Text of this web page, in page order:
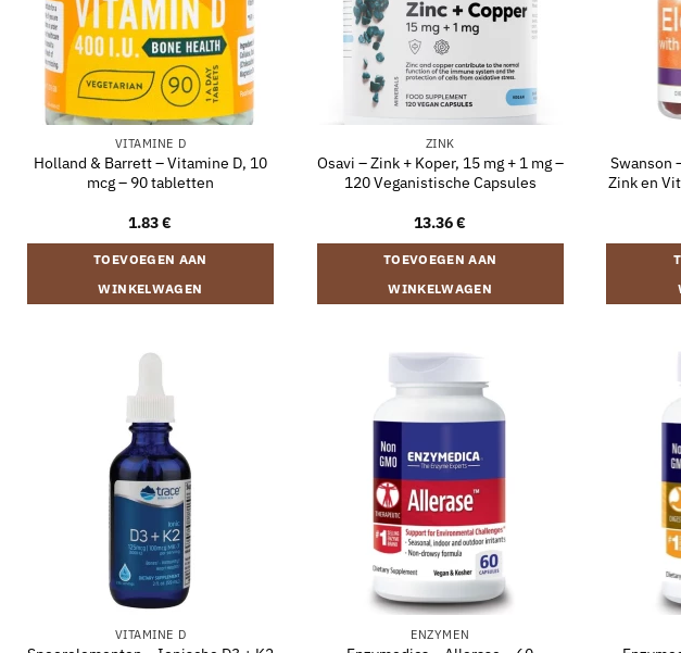
VITAMINE D
Holland & Barrett – Vitamine D, 10
mcg – 90 tabletten
1.83€
TOEVOEGEN AAN
WINKELWAGEN
ZINK
Osavi – Zink + Koper, 15 mg + 1 mg –
120 Veganistische Capsules
13.36€
TOEVOEGEN AAN
WINKELWAGEN
Swanson
Zink en
VITAMINE D ENZYMEN